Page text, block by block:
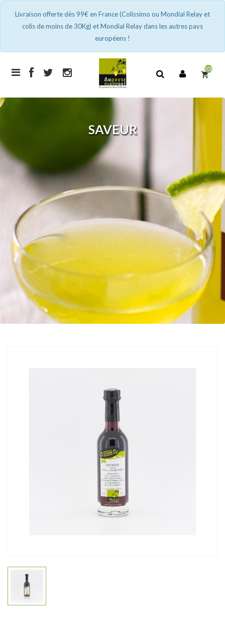
Livraison offerte dès 99€ en France (Colissimo ou Mondial Relay et
colis de moins de 30Kg) et Mondial Relay dans les autres pays
européens !
shopping_cart
(0)
SAVEUR